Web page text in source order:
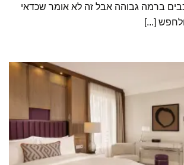
ברמה גבוהה אבל זה לא אומר שכדאי
[...]